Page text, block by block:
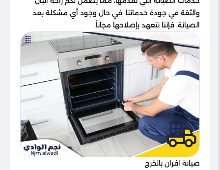
والثقة في جودة خدماتنا. في حال وجود أي مشكلة بعد
الصيانة، فإننا نتعهد بإصلاحها مجاناً.
صيانة افران بالخرج